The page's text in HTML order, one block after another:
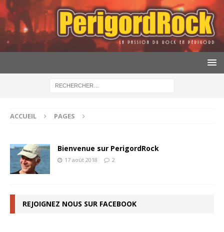
ACCUEIL PAGES
Bienvenue sur PerigordRock
17 août 2018 2
REJOIGNEZ NOUS SUR FACEBOOK